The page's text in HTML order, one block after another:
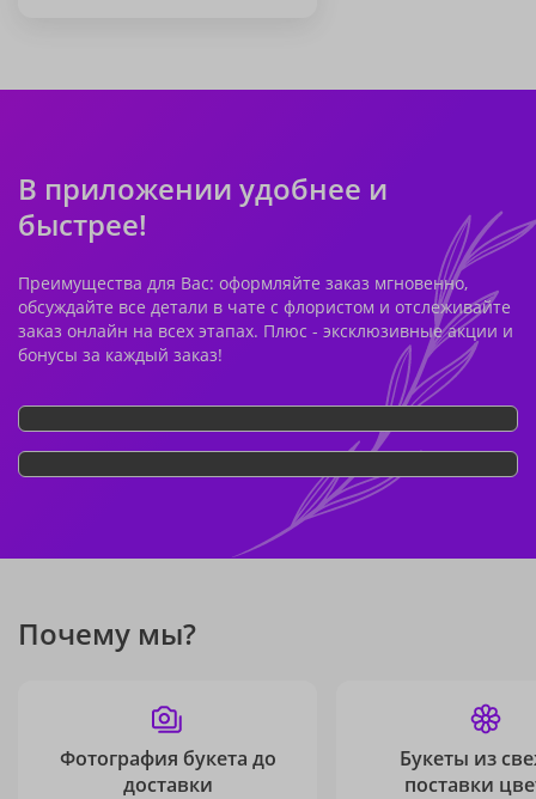
В приложении удобнее и
быстрее!
Преимущества для Вас: оформляйте заказ мгновенно,
обсуждайте все детали в чате с флористом и отслеживайте
заказ онлайн на всех этапах. Плюс - эксклюзивные акции и
бонусы за каждый заказ!
Почему мы?
Фотография букета до
доставки
Букеты из
поставки